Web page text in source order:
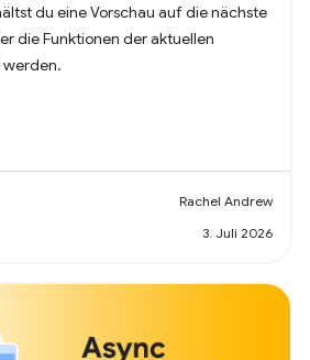
du eine Vorschau auf die nächste
die Funktionen der aktuellen
werden.
Rachel Andrew
3. Juli 2026